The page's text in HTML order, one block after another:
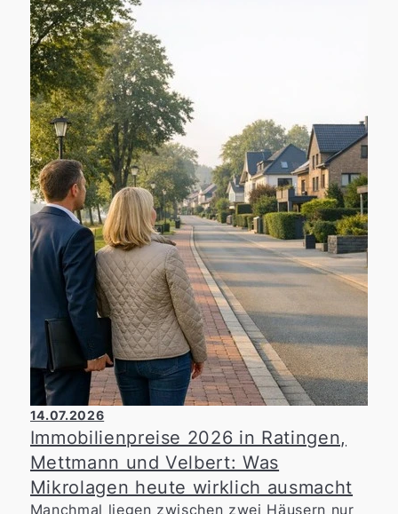
vorbereitete Entscheidung statt eines
„Bauchgefühls“.
14.07.2026
Immobilienpreise 2026 in Ratingen,
Mettmann und Velbert: Was
Mikrolagen heute wirklich ausmacht
Manchmal liegen zwischen zwei Häusern nur